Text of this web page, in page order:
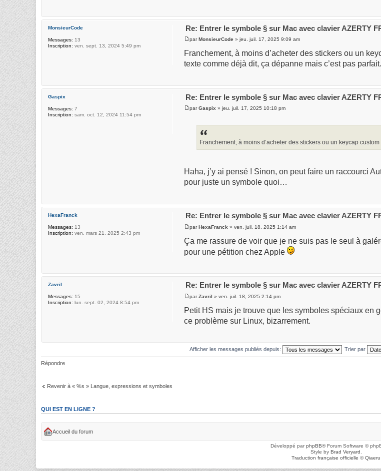
Re: Entrer le symbole § sur Mac avec clavier AZERTY
parMonsieurCode » jeu. juil. 17, 2025 9:09 am
Franchement, à moins d’acheter des stickers ou un
texte comme déjà dit, ça dépanne mais c’est pas
MonsieurCode
Messages: 13
Inscription: ven. sept. 13, 2024 5:49 pm
Re: Entrer le symbole § sur Mac avec clavier AZERTY
parGaspix » jeu. juil. 17, 2025 10:18 pm
Franchement, à moins d’acheter des stickers ou un keycap
Haha, j’y ai pensé ! Sinon, on peut faire un raccourci
pour juste un symbole quoi…
Gaspix
Messages: 7
Inscription: sam. oct. 12, 2024 11:54 pm
Re: Entrer le symbole § sur Mac avec clavier AZERTY
parHexaFranck » ven. juil. 18, 2025 1:14 am
Ça me rassure de voir que je ne suis pas le seul à
pour une pétition chez Apple
HexaFranck
Messages: 13
Inscription: ven. mars 21, 2025 2:43 pm
Re: Entrer le symbole § sur Mac avec clavier AZERTY
parZavril » ven. juil. 18, 2025 2:14 pm
Petit HS mais je trouve que les symboles spéciaux en
ce problème sur Linux, bizarrement.
Zavril
Messages: 15
Inscription: lun. sept. 02, 2024 8:54 pm
Afficher les messages publiés depuis: Trier par
Répondre
Revenir à « %s » Langue, expressions et symboles
QUI EST EN LIGNE ?
Accueil du forum
Développé parphpBB® Forum Software ©
Style by Brad Veryard
Traduction française officielle ©Qiaeru